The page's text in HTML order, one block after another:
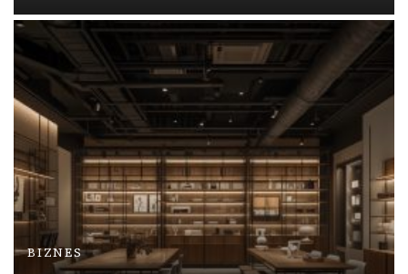
BIZNES